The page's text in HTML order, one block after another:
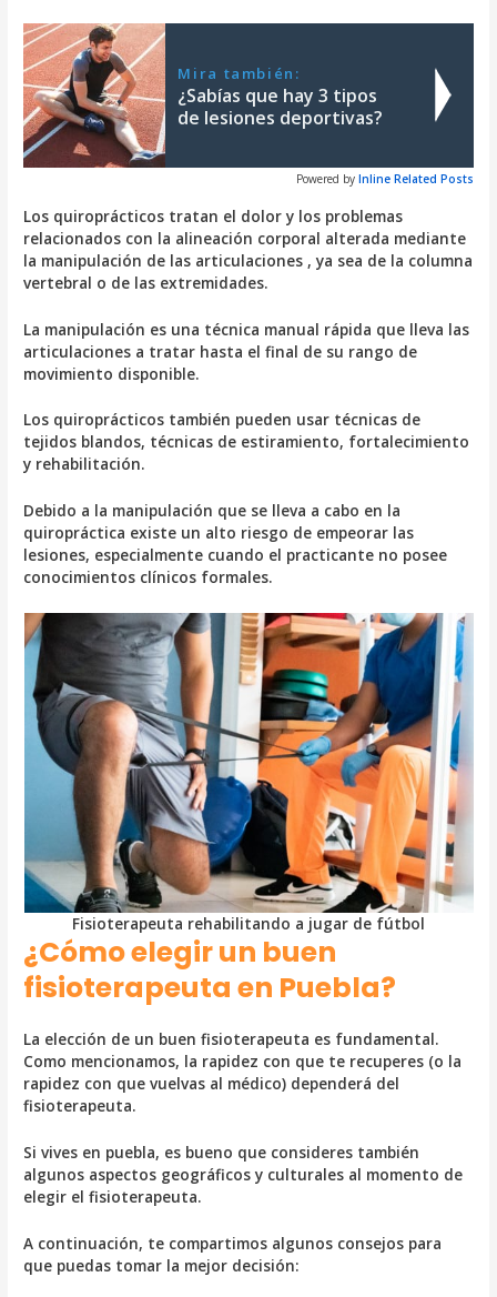
Mira también:
¿Sabías que hay 3 tipos
de lesiones deportivas?
Powered by Inline Related Posts
Los quiroprácticos tratan el dolor y los problemas
relacionados con la alineación corporal alterada mediante
la manipulación de las articulaciones , ya sea de la columna
vertebral o de las extremidades.
La manipulación es una técnica manual rápida que lleva las
articulaciones a tratar hasta el final de su rango de
movimiento disponible.
Los quiroprácticos también pueden usar técnicas de
tejidos blandos, técnicas de estiramiento, fortalecimiento
y rehabilitación.
Debido a la manipulación que se lleva a cabo en la
quiropráctica existe un alto riesgo de empeorar las
lesiones, especialmente cuando el practicante no posee
conocimientos clínicos formales.
Fisioterapeuta rehabilitando a jugar de fútbol
¿Cómo elegir un buen
fisioterapeuta en Puebla?
La elección de un buen fisioterapeuta es fundamental.
Como mencionamos, la rapidez con que te recuperes (o la
rapidez con que vuelvas al médico) dependerá del
fisioterapeuta.
Si vives en puebla, es bueno que consideres también
algunos aspectos geográficos y culturales al momento de
elegir el fisioterapeuta.
A continuación, te compartimos algunos consejos para
que puedas tomar la mejor decisión: